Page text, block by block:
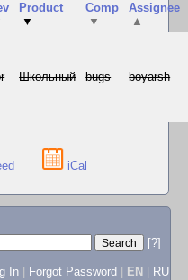
Product
▼
Comp
▼
Assignee
▲
Школьный bugs boyarsh
iCal
[?]
In Forgot Password EN RU